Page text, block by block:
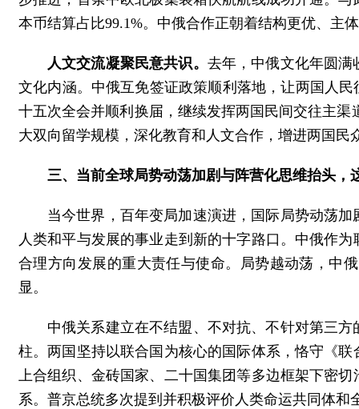
本币结算占比99.1%。中俄合作正朝着结构更优、主
人文交流凝聚民意共识。 去年，中俄文化年圆
文化内涵。中俄互免签证政策顺利落地，让两国人
十五次全会并顺利换届，继续发挥两国民间交往主
大双向留学规模，深化教育和人文合作，增进两国
三、当前全球局势动荡加剧与阵营化思维抬头，
当今世界，百年变局加速演进，国际局势动荡
人类和平与发展的事业走到新的十字路口。中俄作
合理方向发展的重大责任与使命。局势越动荡，中
显。
中俄关系建立在不结盟、不对抗、不针对第三
柱。两国坚持以联合国为核心的国际体系，恪守《
上合组织、金砖国家、二十国集团等多边框架下密
系。普京总统多次提到并积极评价人类命运共同体